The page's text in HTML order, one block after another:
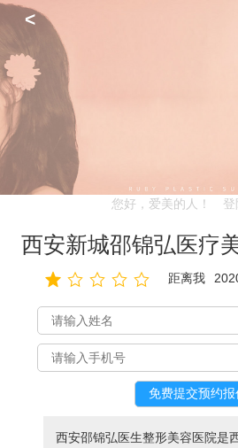
<
您好，爱美的人！ 登
西安新城邵锦弘医疗
距离我
西安邵锦弘医生整形美容医院是